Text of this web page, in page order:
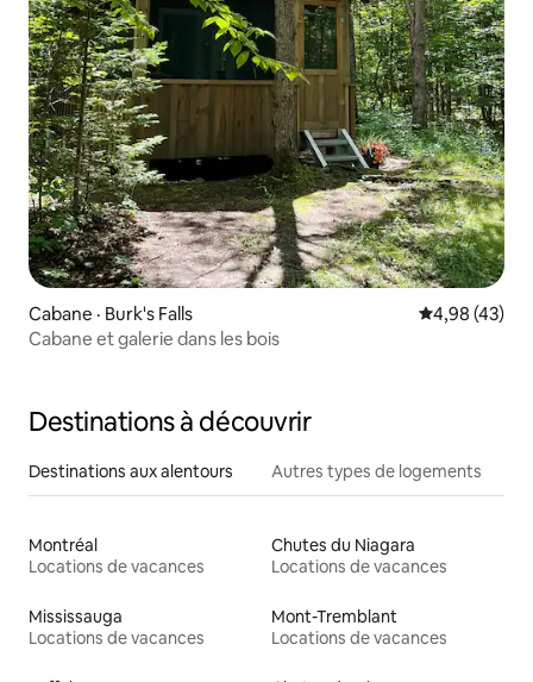
Cabane · Burk's Falls Note
4,98 (43)
Cabane et galerie dans les bois
Destinations à découvrir
Destinations aux alentours Autres types de logements
Montréal
Locations de vacances
Chutes du Niagara
Locations de vacances
Mississauga
Locations de vacances
Mont-Tremblant
Locations de vacances